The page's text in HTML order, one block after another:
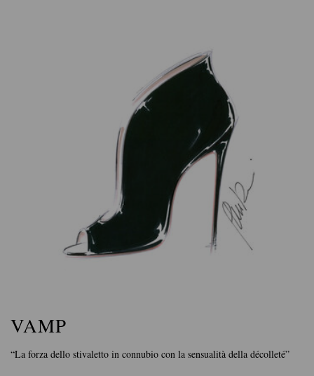
VAMP
“La forza dello stivaletto in connubio con la sensualità della décolleté”